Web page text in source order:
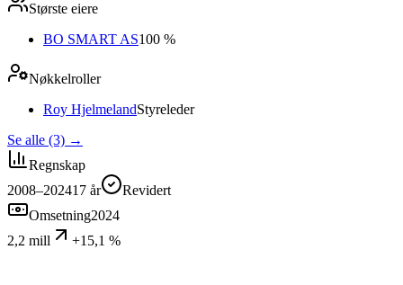
Største eiere
BO SMART AS100 %
Nøkkelroller
Roy HjelmelandStyreleder
Se alle (3) →
Regnskap
2008–202417 år
Revidert
Omsetning2024
2,2 mill
+15,1 %